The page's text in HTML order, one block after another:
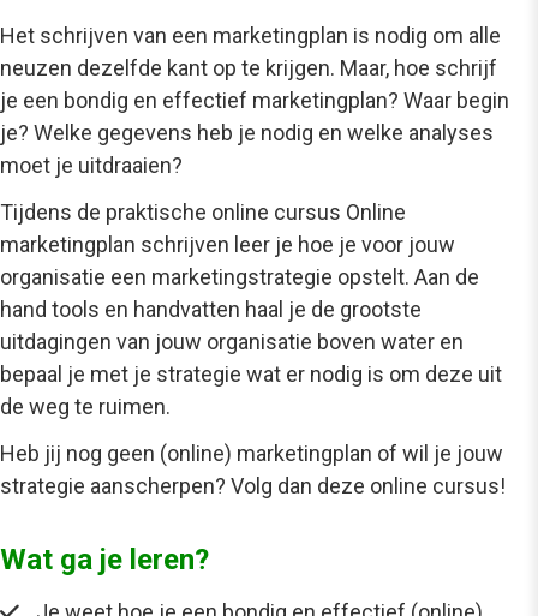
Het schrijven van een marketingplan is nodig om alle
neuzen dezelfde kant op te krijgen. Maar, hoe schrijf
je een bondig en effectief marketingplan? Waar begin
je? Welke gegevens heb je nodig en welke analyses
moet je uitdraaien?
Tijdens de praktische online cursus Online
marketingplan schrijven leer je hoe je voor jouw
organisatie een marketingstrategie opstelt. Aan de
hand tools en handvatten haal je de grootste
uitdagingen van jouw organisatie boven water en
bepaal je met je strategie wat er nodig is om deze uit
de weg te ruimen.
Heb jij nog geen (online) marketingplan of wil je jouw
strategie aanscherpen? Volg dan deze online cursus!
Wat ga je leren?